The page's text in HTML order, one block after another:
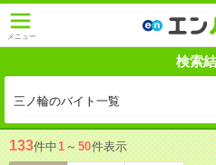
メニュー
検索
三ノ輪のバイト一覧
133件中1 ～ 50件表示